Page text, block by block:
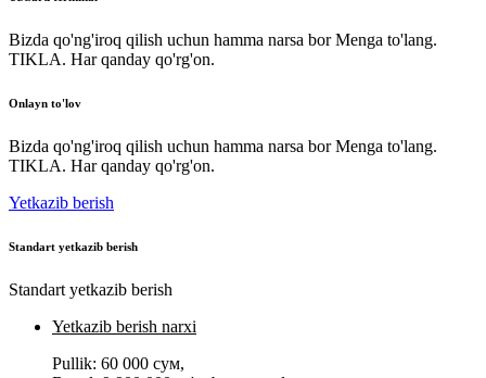
Bizda qo'ng'iroq qilish uchun hamma narsa bor Menga to'lang.
TIKLA. Har qanday qo'rg'on.
Onlayn to'lov
Bizda qo'ng'iroq qilish uchun hamma narsa bor Menga to'lang.
TIKLA. Har qanday qo'rg'on.
Yetkazib berish
Standart yetkazib berish
Standart yetkazib berish
Yetkazib berish narxi
Pullik: 60 000 сум,